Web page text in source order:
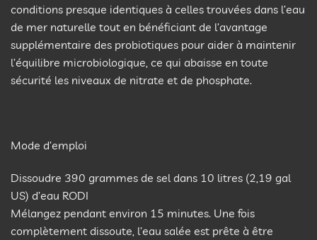
conditions presque identiques à celles trouvées dans l’eau
de mer naturelle tout en bénéficiant de l’avantage
supplémentaire des probiotiques pour aider à maintenir
l’équilibre microbiologique, ce qui abaisse en toute
sécurité les niveaux de nitrate et de phosphate.
Mode d’emploi
Dissoudre 390 grammes de sel dans 10 litres (2,19 gal
US) d’eau RODI
Mélangez pendant environ 15 minutes. Une fois
complètement dissoute, l’eau salée est prête à être